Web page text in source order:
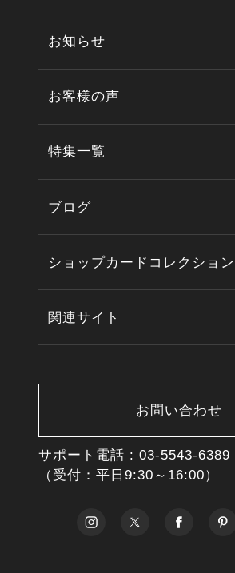
お知らせ
お客様の声
特集一覧
ブログ
ショップカードコレクション
関連サイト
お問い合わせ
サポート電話 : 03-5543-6389
（受付：平日9:30～16:00）